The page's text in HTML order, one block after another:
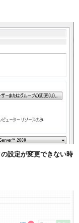
設定が変更できない時